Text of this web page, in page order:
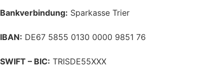
Bankverbindung: Sparkasse Trier
IBAN: DE67 5855 0130 0000 9851 76
SWIFT – BIC: TRISDE55XXX